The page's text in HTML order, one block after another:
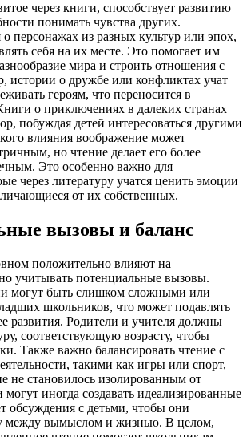
через книги, способствует развитию
понимать чувства других.
персонажах из разных культур или эпох,
себя на их месте. Это помогает им
мира и строить отношения с
истории о дружбе или конфликтах учат
героям, что переносится в
о приключениях в далеких странах
побуждая детей интересоваться другими
влияния воображение может
но чтение делает его более
Это особенно важно для
через литературу учатся ценить эмоции
от их собственных.
вызовы и баланс
положительно влияют на
учитывать потенциальные вызовы.
могут быть слишком сложными или
школьников, что может подавлять
развития. Родители и учителя должны
соответствующую возрасту, чтобы
Также важно балансировать чтение с
такими как игры или спорт,
не становилось изолированным от
иногда создавать идеализированные
обсуждения с детьми, чтобы они
между вымыслом и жизнью. В целом,